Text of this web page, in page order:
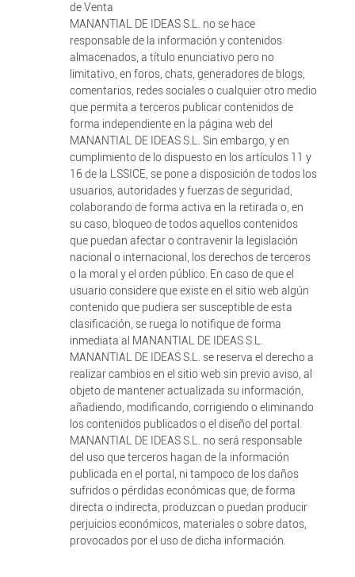
de Venta
MANANTIAL DE IDEAS S.L. no se hace
responsable de la información y contenidos
almacenados, a título enunciativo pero no
limitativo, en foros, chats, generadores de blogs,
comentarios, redes sociales o cualquier otro medio
que permita a terceros publicar contenidos de
forma independiente en la página web del
MANANTIAL DE IDEAS S.L. Sin embargo, y en
cumplimiento de lo dispuesto en los artículos 11 y
16 de la LSSICE, se pone a disposición de todos los
usuarios, autoridades y fuerzas de seguridad,
colaborando de forma activa en la retirada o, en
su caso, bloqueo de todos aquellos contenidos
que puedan afectar o contravenir la legislación
nacional o internacional, los derechos de terceros
o la moral y el orden público. En caso de que el
usuario considere que existe en el sitio web algún
contenido que pudiera ser susceptible de esta
clasificación, se ruega lo notifique de forma
inmediata al MANANTIAL DE IDEAS S.L.
MANANTIAL DE IDEAS S.L. se reserva el derecho a
realizar cambios en el sitio web sin previo aviso, al
objeto de mantener actualizada su información,
añadiendo, modificando, corrigiendo o eliminando
los contenidos publicados o el diseño del portal.
MANANTIAL DE IDEAS S.L. no será responsable
del uso que terceros hagan de la información
publicada en el portal, ni tampoco de los daños
sufridos o pérdidas económicas que, de forma
directa o indirecta, produzcan o puedan producir
perjuicios económicos, materiales o sobre datos,
provocados por el uso de dicha información.